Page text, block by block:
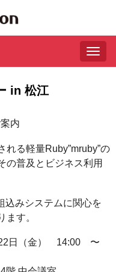
in 松江
内
る軽量Ruby”mruby”の
の普及とビジネス利用
込みシステムに関心を
ます。
22日（金） 14:00 〜